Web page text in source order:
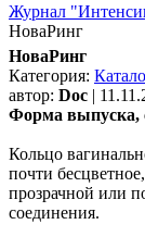
Журнал
НоваРинг
НоваРинг
Категория:
автор: Doc |
Форма выпуска,
Кольцо
почти
прозрачной или
соединения.